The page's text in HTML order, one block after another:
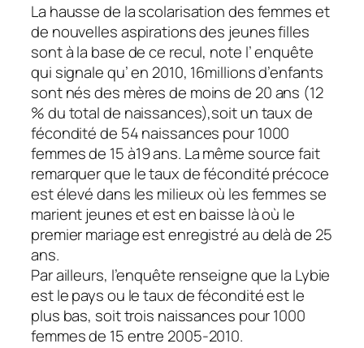
La hausse de la scolarisation des femmes et
de nouvelles aspirations des jeunes filles
sont à la base de ce recul, note l’ enquête
qui signale qu’ en 2010, 16millions d’enfants
sont nés des mères de moins de 20 ans (12
% du total de naissances),soit un taux de
fécondité de 54 naissances pour 1000
femmes de 15 à19 ans. La même source fait
remarquer que le taux de fécondité précoce
est élevé dans les milieux où les femmes se
marient jeunes et est en baisse là où le
premier mariage est enregistré au delà de 25
ans.
Par ailleurs, l’enquête renseigne que la Lybie
est le pays ou le taux de fécondité est le
plus bas, soit trois naissances pour 1000
femmes de 15 entre 2005-2010.